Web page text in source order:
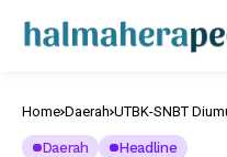
Home Daerah UTBK-SNBT
Daerah
Headline